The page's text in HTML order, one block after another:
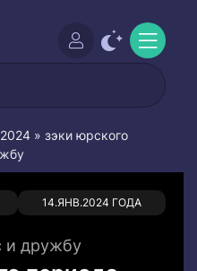
» зэки юрского
14.ЯНВ.2024 ГОДА
0
и дружбу